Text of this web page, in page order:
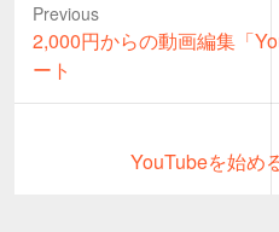
Previous
Previous
post:
2,000円からの動画編集「
ート
YouTubeを始め